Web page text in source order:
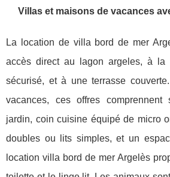
Villas et maisons de vacances
La location de villa bord de mer
accès direct au lagon argeles, à la
sécurisé, et à une terrasse
vacances, ces offres comprennent
jardin, coin cuisine équipé de micro
doubles ou lits simples, et un
location villa bord de mer Argelès